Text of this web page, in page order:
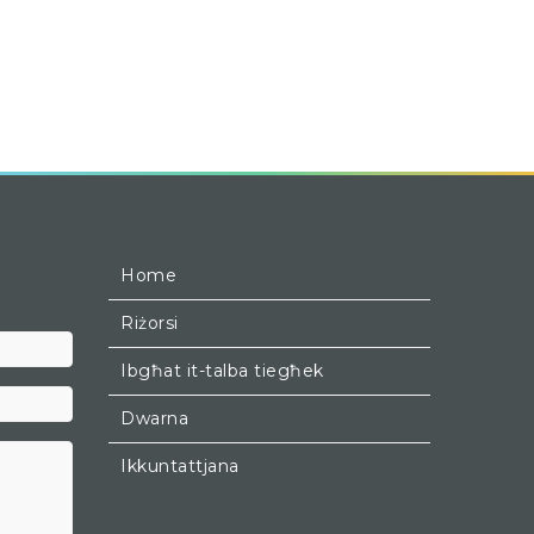
Kunjom
Home
Riżorsi
Ibgħat it-talba tiegħek
Dwarna
Ikkuntattjana